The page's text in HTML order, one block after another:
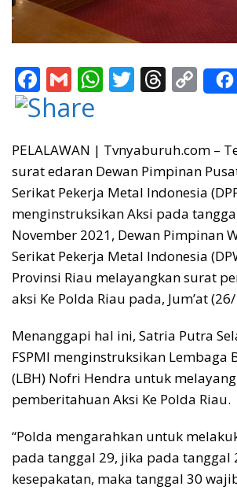
F
ac
b
o
o
k
G
m
l
W
s
A
p
p
T
er
T
a
d
s
C
o
y
Li
n
k
PELALAWAN | Tvnyaburuh.com –
surat edaran Dewan Pimpinan
Serikat Pekerja Metal Indonesia
menginstruksikan Aksi pada
November 2021, Dewan Pimpinan
Serikat Pekerja Metal Indonesia
Provinsi Riau melayangkan surat
aksi Ke Polda Riau pada, Jum’at
Menanggapi hal ini, Satria Putra
FSPMI menginstruksikan Lembaga
(LBH) Nofri Hendra untuk
pemberitahuan Aksi Ke Polda Riau.
“Polda mengarahkan untuk
pada tanggal 29, jika pada tanggal
kesepakatan, maka tanggal 30